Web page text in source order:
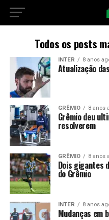
Todos os posts
INTER 8 anos
Atualização
GRÊMIO 8 anos
Grêmio deu
resolverem
GRÊMIO 8 anos
Dois gigantes
do Grêmio
INTER 8 anos
Mudanças em